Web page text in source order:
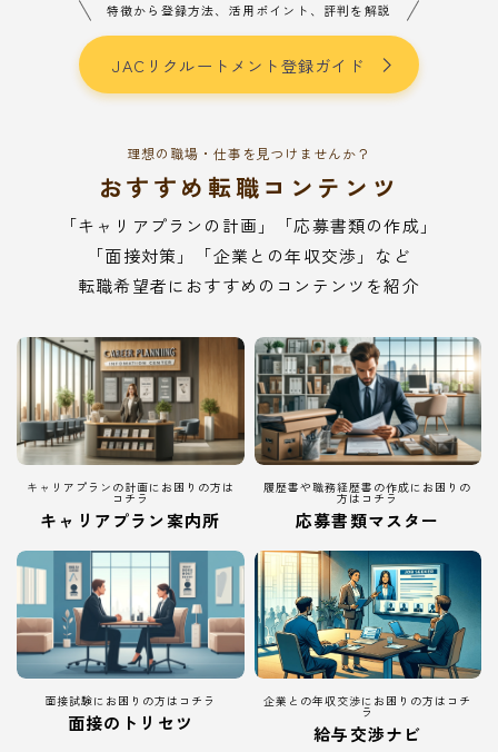
特徴から登録方法、活用ポイント、評判を解説
JACリクルートメント登録ガイド
理想の職場・仕事を見つけませんか？
おすすめ転職コンテンツ
「キャリアプランの計画」「応募書類の作成」
「面接対策」「企業との年収交渉」など
転職希望者におすすめのコンテンツを紹介
キャリアプランの計画にお困りの方は
コチラ
キャリアプラン案内所
履歴書や職務経歴書の作成にお困りの
方はコチラ
応募書類マスター
面接試験にお困りの方はコチラ
面接のトリセツ
企業との年収交渉にお困りの方はコチ
ラ
給与交渉ナビ